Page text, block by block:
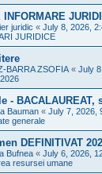
juridic « July 8, 2026,
JURIDICE
BARRA ZSOFIA « July
- BACALAUREAT,
Bauman « July 7, 2026,
generale
DEFINITIVAT
Bufnea « July 6, 2026,
resursei umane